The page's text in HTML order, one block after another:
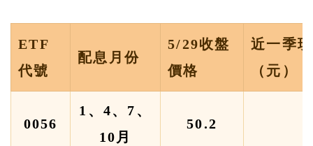
ETF
代號
配息月份
5/29收盤
價格
近一季
（元）
0056
1、4、7、
10月
50.2